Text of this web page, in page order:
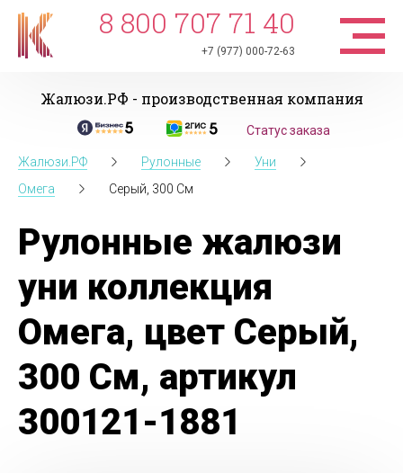
8 800 707 71 40
+7 (977) 000-72-63
Жалюзи.РФ - производственная компания
Статус заказа
Жалюзи.РФ Рулонные
Уни
Омега
Серый, 300 См
Рулонные жалюзи
уни коллекция
Омега, цвет Серый,
300 См, артикул
300121-1881